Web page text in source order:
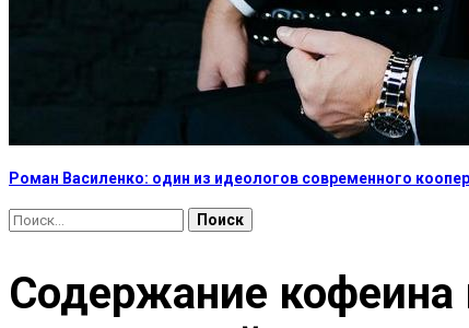
Роман Василенко: один из идеологов современного
Найти:
Содержание кофеина